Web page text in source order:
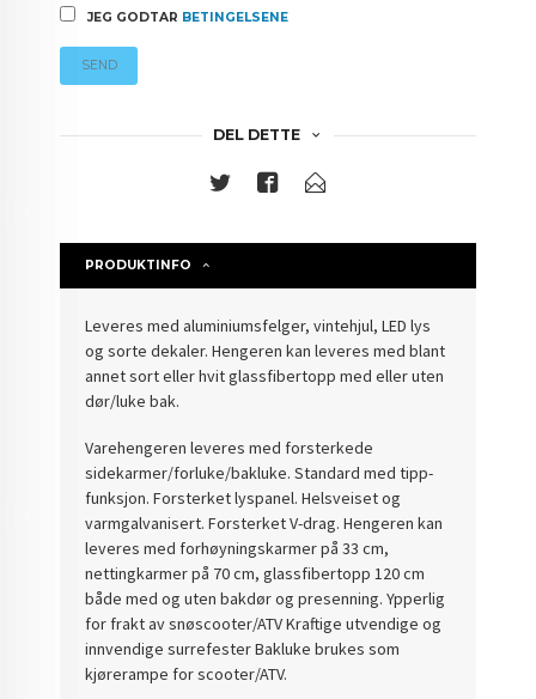
JEG GODTAR BETINGELSENE
SEND
DEL DETTE
PRODUKTINFO
Leveres med aluminiumsfelger, vintehjul, LED lys
og sorte dekaler. Hengeren kan leveres med blant
annet sort eller hvit glassfibertopp med eller uten
dør/luke bak.
Varehengeren leveres med forsterkede
sidekarmer/forluke/bakluke. Standard med tipp-
funksjon. Forsterket lyspanel. Helsveiset og
varmgalvanisert. Forsterket V-drag. Hengeren kan
leveres med forhøyningskarmer på 33 cm,
nettingkarmer på 70 cm, glassfibertopp 120 cm
både med og uten bakdør og presenning. Ypperlig
for frakt av snøscooter/ATV Kraftige utvendige og
innvendige surrefester Bakluke brukes som
kjørerampe for scooter/ATV.